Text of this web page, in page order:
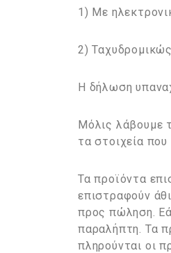
1) Με
2)
Η δήλωση
Μόλις λάβουμε
τα στοιχεία
Τα προϊόντα
επιστραφούν
προς πώληση.
παραλήπτη. Τα
πληρούνται οι